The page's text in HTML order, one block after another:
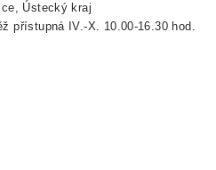
Ústecký kraj
přístupná IV.-X. 10.00-16.30 hod.